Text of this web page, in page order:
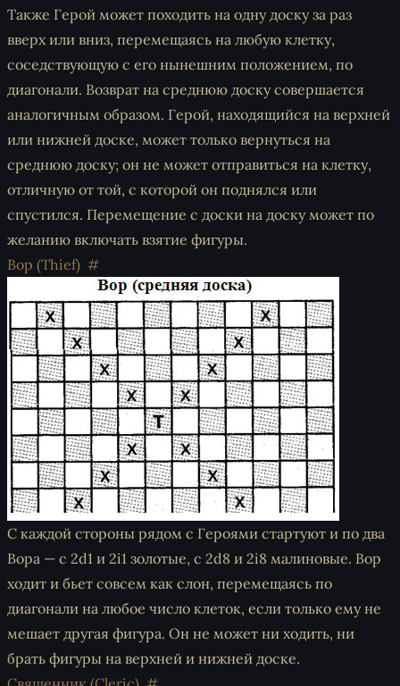
Также Герой может походить на одну доску за раз
вверх или вниз, перемещаясь на любую клетку,
соседствующую с его нынешним положением, по
диагонали. Возврат на среднюю доску совершается
аналогичным образом. Герой, находящийся на верхней
или нижней доске, может только вернуться на
среднюю доску; он не может отправиться на клетку,
отличную от той, с которой он поднялся или
спустился. Перемещение с доски на доску может по
желанию включать взятие фигуры.
Вор (Thief)
С каждой стороны рядом с Героями стартуют и по два
Вора — с 2d1 и 2i1 золотые, с 2d8 и 2i8 малиновые. Вор
ходит и бьет совсем как слон, перемещаясь по
диагонали на любое число клеток, если только ему не
мешает другая фигура. Он не может ни ходить, ни
брать фигуры на верхней и нижней доске.